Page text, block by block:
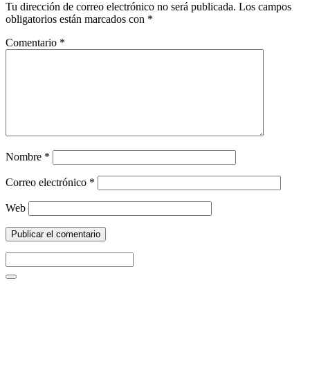
Tu dirección de correo electrónico no será publicada. Los campos
obligatorios están marcados con *
Comentario *
Nombre *
Correo electrónico *
Web